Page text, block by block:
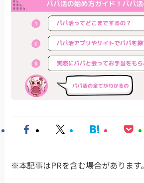
※本記事はPRを含む場合があります。